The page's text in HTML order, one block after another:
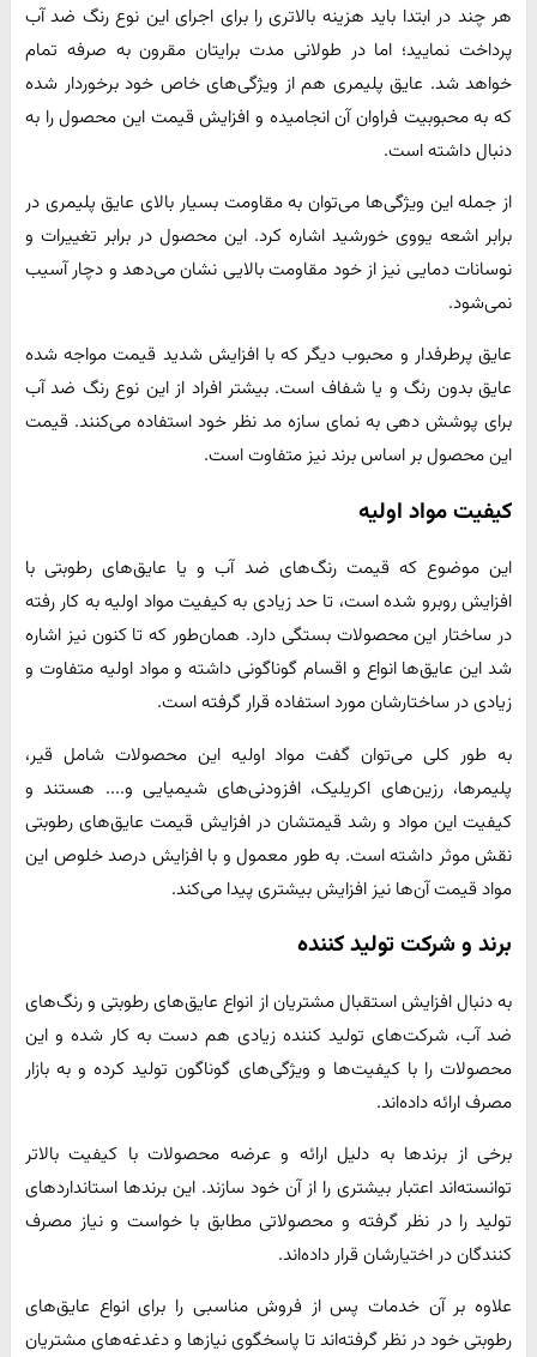
هر چند در ابتدا باید هزینه بالاتری را برای اجرای این نوع رنگ ضد آب
پرداخت نمایید؛ اما در طولانی مدت برایتان مقرون به صرفه تمام
خواهد شد. عایق پلیمری هم از ویژگی‌های خاص خود برخوردار شده
که به محبوبیت فراوان آن انجامیده و افزایش قیمت این محصول را به
دنبال داشته است.
از جمله این ویژگی‌ها می‌توان به مقاومت بسیار بالای عایق پلیمری در
برابر اشعه یووی خورشید اشاره کرد. این محصول در برابر تغییرات و
نوسانات دمایی نیز از خود مقاومت بالایی نشان می‌دهد و دچار آسیب
نمی‌شود.
عایق پرطرفدار و محبوب دیگر که با افزایش شدید قیمت مواجه شده
عایق بدون رنگ و یا شفاف است. بیشتر افراد از این نوع رنگ ضد آب
برای پوشش دهی به نمای سازه مد نظر خود استفاده می‌کنند. قیمت
این محصول بر اساس برند نیز متفاوت است.
کیفیت مواد اولیه
این موضوع که قیمت رنگ‌های ضد آب و یا عایق‌های رطوبتی با
افزایش روبرو شده است، تا حد زیادی به کیفیت مواد اولیه به کار رفته
در ساختار این محصولات بستگی دارد. همان‌طور که تا کنون نیز اشاره
شد این عایق‌ها انواع و اقسام گوناگونی داشته و مواد اولیه متفاوت و
زیادی در ساختارشان مورد استفاده قرار گرفته است.
به طور کلی می‌توان گفت مواد اولیه این محصولات شامل قیر،
پلیمرها، رزین‌های اکریلیک، افزودنی‌های شیمیایی و.... هستند و
کیفیت این مواد و رشد قیمتشان در افزایش قیمت عایق‌های رطوبتی
نقش موثر داشته است. به طور معمول و با افزایش درصد خلوص این
مواد قیمت آن‌ها نیز افزایش بیشتری پیدا می‌کند.
برند و شرکت تولید کننده
به دنبال افزایش استقبال مشتریان از انواع عایق‌های رطوبتی و رنگ‌های
ضد آب، شرکت‌های تولید کننده زیادی هم دست به کار شده و این
محصولات را با کیفیت‌ها و ویژگی‌های گوناگون تولید کرده و به بازار
مصرف ارائه داده‌اند.
برخی از برندها به دلیل ارائه و عرضه محصولات با کیفیت بالاتر
توانسته‌اند اعتبار بیشتری را از آن خود سازند. این برندها استانداردهای
تولید را در نظر گرفته و محصولاتی مطابق با خواست و نیاز مصرف
کنندگان در اختیارشان قرار داده‌اند.
علاوه بر آن خدمات پس از فروش مناسبی را برای انواع عایق‌های
رطوبتی خود در نظر گرفته‌اند تا پاسخگوی نیازها و دغدغه‌های مشتریان